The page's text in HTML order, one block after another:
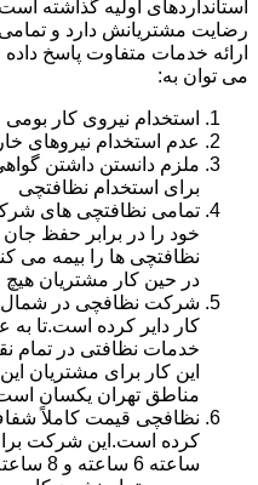
استانداردهای اولیه گذاشته
رضایت مشتریانش دارد و
ارائه خدمات متفاوت پاسخ
می توان به:
استخدام نیروی کار بومی
عدم استخدام نیروهای
ملزم دانستن داشتن
برای استخدام نظافتچی
تمامی نظافتچی های
خود را در برابر حفظ
نظافتچی ها را بیمه می
در حین کار مشتریان
شرکت نظافچی در شمال
کار دایر کرده است.تا به
خدمات نظافتی در تمام
این کار برای مشتریان
مناطق تهران یکسان
نظافچی قیمت کاملاً
ساعته